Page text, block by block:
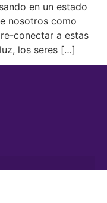
en un estado
nosotros como
conectar a estas
los seres […]